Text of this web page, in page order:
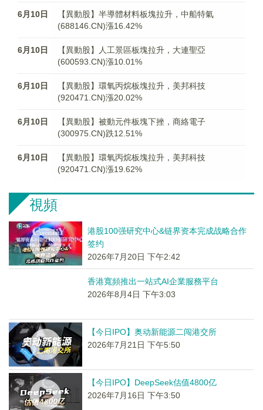
6月10日
【異動股】半導體材料板塊拉升，中船特氣
(688146.CN)漲16.42%
6月10日
【異動股】人工景區板塊拉升，大連聖亞
(600593.CN)漲10.01%
6月10日
【異動股】環氧丙烷板塊拉升，美邦科技
(920471.CN)漲20.02%
6月10日
【異動股】被動元件板塊下挫，商絡電子
(300975.CN)跌12.51%
6月10日
【異動股】環氧丙烷板塊拉升，美邦科技
(920471.CN)漲19.62%
視頻
港股100强研究中心&链界资本完成战略合作
签约
2026年7月20日 下午2:42
香港寬頻推出一站式AI企業服務平台
2026年8月4日 下午3:03
【今日IPO】奥动新能源二闯港交所
2026年7月21日 下午5:50
【今日IPO】DeepSeek估值4800亿
2026年7月16日 下午3:50